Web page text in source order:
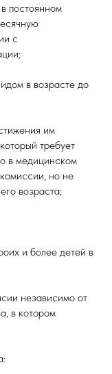
постоянном
с
в возрасте до
им
требует
в медицинском
но не
возраста;
и более детей в
независимо от
в котором